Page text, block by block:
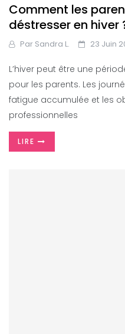
Comment les
déstresser en hiver
Par Sandra L. 23 Juin
L’hiver peut être une
pour les parents. Les
fatigue accumulée et les
professionnelles
LIRE